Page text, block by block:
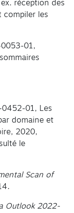
réception des
compiler les
0053-01,
0452-01, Les
domaine et
2020,
le
Scan of
Outlook 2022-